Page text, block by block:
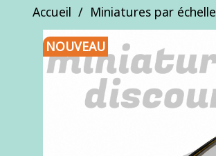
Accueil
Miniatures par échelle
NOUVEAU